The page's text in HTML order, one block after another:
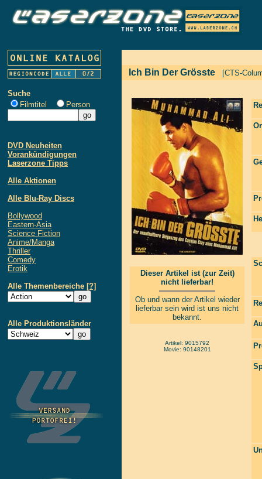
Suche
Filmtitel
Person
DVD Neuheiten
Vorankündigungen
Laserzone Tipps
Alle Aktionen
Alle Blu-Ray Discs
Bollywood
Eastern-Asia
Science Fiction
Anime/Manga
Thriller
Comedy
Erotik
Alle Themenbereiche [?]
Alle Produktionsländer
Ich Bin Der Grösste [CTS-
Dieser Artikel ist (zur Zeit)
nicht lieferbar!
Ob und wann der Artikel wieder
lieferbar sein wird ist uns nicht
bekannt.
Artikel: 9015792
Movie: 90148201